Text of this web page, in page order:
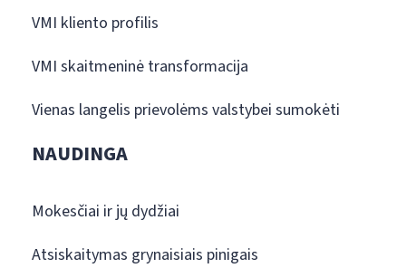
VMI kliento profilis
VMI skaitmeninė transformacija
Vienas langelis prievolėms valstybei sumokėti
NAUDINGA
Mokesčiai ir jų dydžiai
Atsiskaitymas grynaisiais pinigais